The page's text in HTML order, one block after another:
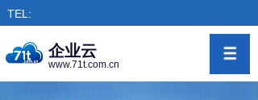
TEL:
企业云
www.71t.com.cn